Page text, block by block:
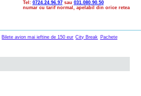
Tel: 0724.24.96.97sau 031.080.90.50
numar cu tarif normal, apelabil din orice retea
Bilete avion mai ieftine de 150 eur City Break Pachete